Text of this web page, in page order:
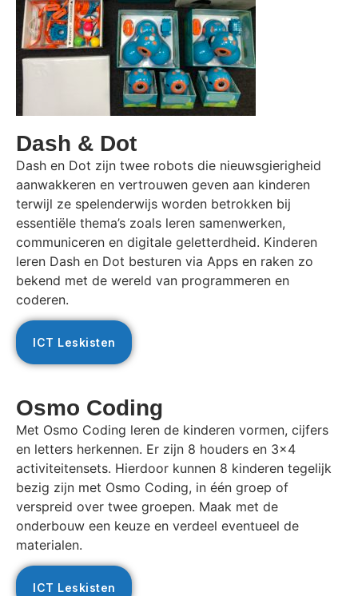
Dash & Dot
Dash en Dot zijn twee robots die nieuwsgierigheid
aanwakkeren en vertrouwen geven aan kinderen
terwijl ze spelenderwijs worden betrokken bij
essentiële thema’s zoals leren samenwerken,
communiceren en digitale geletterdheid. Kinderen
leren Dash en Dot besturen via Apps en raken zo
bekend met de wereld van programmeren en
coderen.
ICT Leskisten
Osmo Coding
Met Osmo Coding leren de kinderen vormen, cijfers
en letters herkennen. Er zijn 8 houders en 3×4
activiteitensets. Hierdoor kunnen 8 kinderen tegelijk
bezig zijn met Osmo Coding, in één groep of
verspreid over twee groepen. Maak met de
onderbouw een keuze en verdeel eventueel de
materialen.
ICT Leskisten